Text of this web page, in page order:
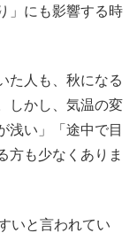
」にも影響する時
た人も、秋になる
しかし、気温の変
浅い」「途中で目
方も少なくありま
いと言われてい